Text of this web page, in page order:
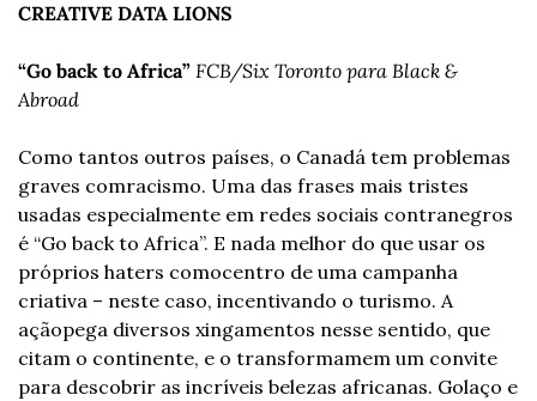
CREATIVE DATA LIONS
“Go back to Africa” FCB/Six Toronto para Black &
Abroad
Como tantos outros países, o Canadá tem problemas
graves comracismo. Uma das frases mais tristes
usadas especialmente em redes sociais contranegros
é “Go back to Africa”. E nada melhor do que usar os
próprios haters comocentro de uma campanha
criativa – neste caso, incentivando o turismo. A
açãopega diversos xingamentos nesse sentido, que
citam o continente, e o transformamem um convite
para descobrir as incríveis belezas africanas. Golaço e